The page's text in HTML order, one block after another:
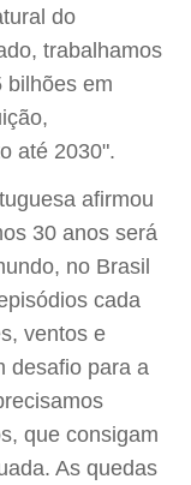
do
trabalhamos
bilhões em
até 2030".
afirmou
30 anos será
no Brasil
cada
ventos e
desafio para a
que consigam
As quedas